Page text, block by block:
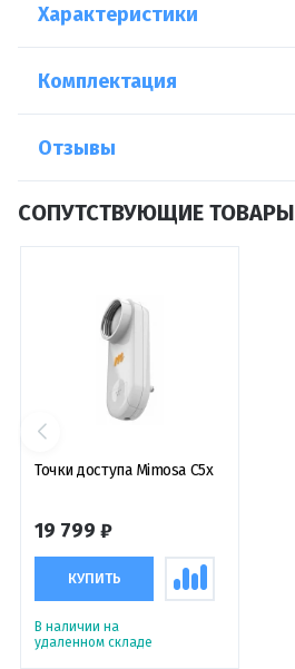
Характеристики
Комплектация
Отзывы
СОПУТСТВУЮЩИЕ ТОВАРЫ
Точки доступа Mimosa C5x
19 799 ₽
КУПИТЬ
В наличии на
удаленном складе